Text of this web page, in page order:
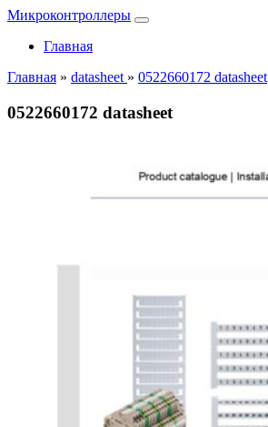
Микроконтроллеры
Главная
Главная » datasheet » 0522660172 datasheet
0522660172 datasheet